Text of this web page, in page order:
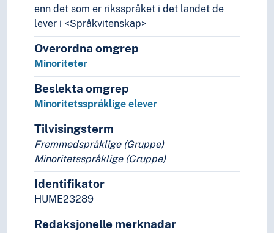
enn det som er riksspråket i det landet de
lever i <Språkvitenskap>
Overordna omgrep
Minoriteter
Beslekta omgrep
Minoritetsspråklige elever
Tilvisingsterm
Fremmedspråklige (Gruppe)
Minoritetsspråklige (Gruppe)
Identifikator
HUME23289
Redaksjonelle merknadar